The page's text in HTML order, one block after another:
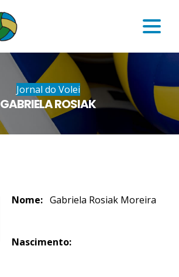
Jornal do Volei
GABRIELA ROSIAK
Nome: Gabriela Rosiak Moreira
Nascimento: